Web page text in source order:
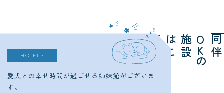
伴
O
K
の
施
設
は
こ
ち
ら
HOTELS
愛犬との幸せ時間が過ごせる姉妹館がございま
す。